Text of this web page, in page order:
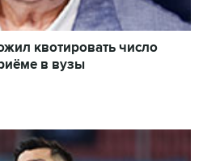
квотировать число
в вузы